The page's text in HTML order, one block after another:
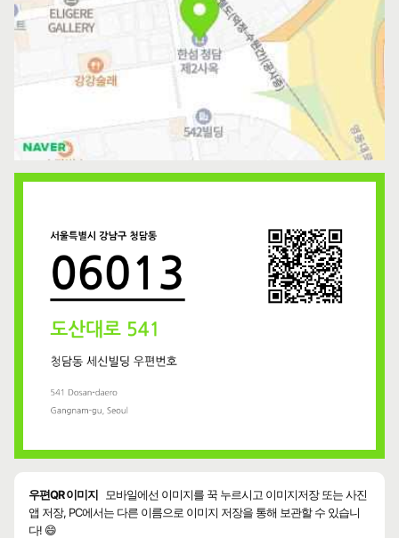
우편QR 이미지
모바일에선 이미지를 꾹 누르시고 이미지저장 또는 사진
앱 저장, PC에서는 다른 이름으로 이미지 저장을 통해 보관할 수 있습니
다! 😄